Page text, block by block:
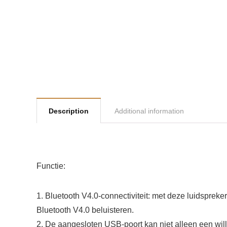
Description Additional information
Functie:
1. Bluetooth V4.0-connectiviteit: met deze
Bluetooth V4.0 beluisteren.
2. De aangesloten USB-poort kan niet alleen een